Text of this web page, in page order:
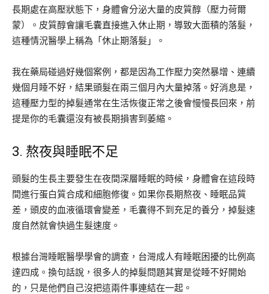
長期處在高壓狀態下，身體會分泌大量的皮質醇（壓力荷爾
蒙）。皮質醇會讓毛囊直接進入休止期，導致大面積的落髮，
這種情況醫學上稱為「休止期落髮」。
我在藥局碰過好幾個案例，都是因為工作壓力突然暴增、連續
幾個月睡不好，結果頭髮在兩三個月內大量掉落。好消息是，
這種壓力型的掉髮通常在生活恢復正常之後會慢慢長回來，前
提是你的毛囊還沒有被長期損害到萎縮。
3. 熬夜與睡眠不足
頭髮的生長主要發生在夜間深層睡眠的時候，身體會在這段時
間進行蛋白質合成和細胞修復。如果你長期熬夜、睡眠品質
差，頭皮的血液循環會變差，毛囊得不到充足的養分，掉髮速
度自然就會快過生髮速度。
根據台灣睡眠醫學學會的調查，台灣成人有睡眠困擾的比例高
達四成。換句話說，很多人的掉髮問題其實是從睡不好開始
的，只是他們自己沒把這兩件事連結在一起。